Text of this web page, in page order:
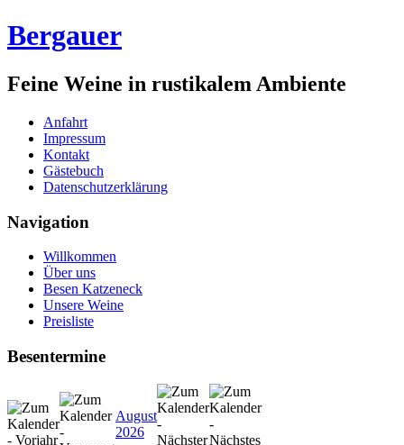
Bergauer
Feine Weine in rustikalem Ambiente
Anfahrt
Impressum
Kontakt
Gästebuch
Datenschutzerklärung
Navigation
Willkommen
Über uns
Besen Katzeneck
Unsere Weine
Preisliste
Besentermine
August
2026